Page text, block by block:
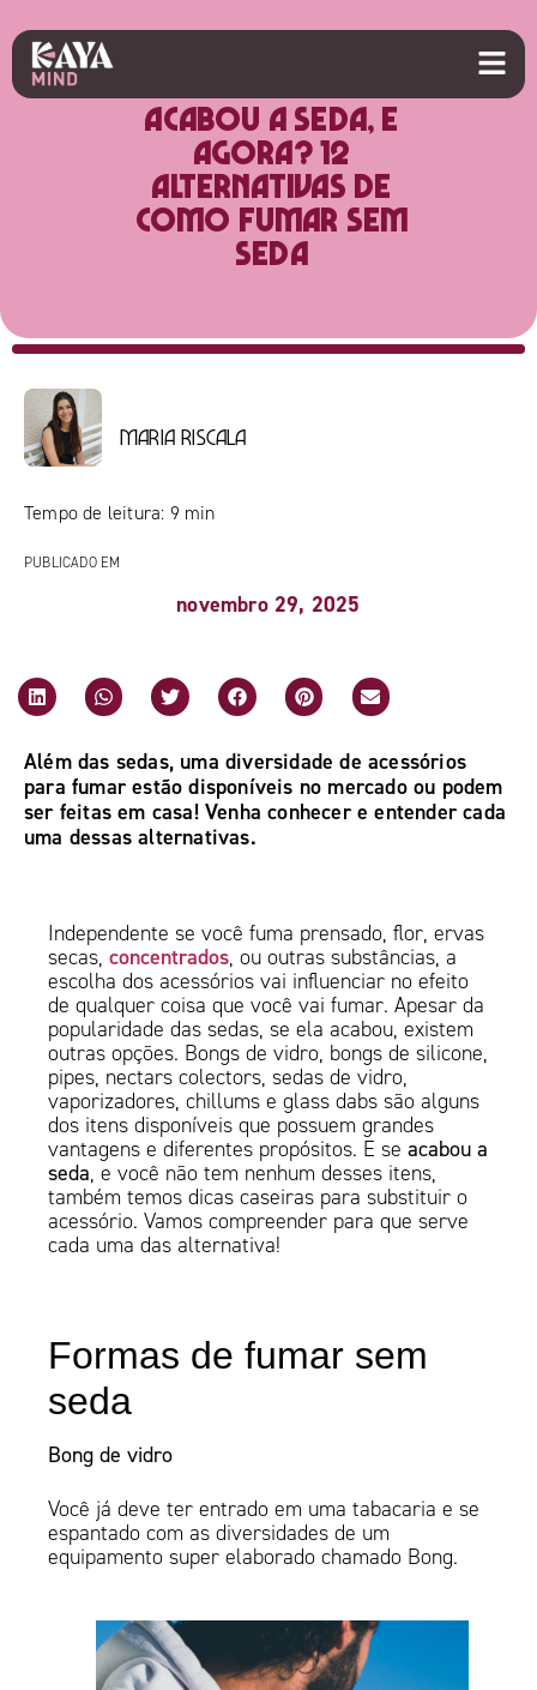
Acabou a seda, e
agora? 12
alternativas de
como fumar sem
seda
Maria Riscala
Tempo de leitura: 9 min
PUBLICADO EM
novembro 29, 2025
Além das sedas, uma diversidade de acessórios
para fumar estão disponíveis no mercado ou podem
ser feitas em casa! Venha conhecer e entender cada
uma dessas alternativas.
Independente se você fuma prensado, flor, ervas
secas,concentrados, ou outras substâncias, a
escolha dos acessórios vai influenciar no efeito
de qualquer coisa que você vai fumar. Apesar da
popularidade das sedas, se ela acabou, existem
outras opções. Bongs de vidro, bongs de silicone,
pipes, nectars colectors, sedas de vidro,
vaporizadores, chillums e glass dabs são alguns
dos itens disponíveis que possuem grandes
vantagens e diferentes propósitos. E seacabou a
seda, e você não tem nenhum desses itens,
também temos dicas caseiras para substituir o
acessório. Vamos compreender para que serve
cada uma das alternativa!
Formas de fumar sem
seda
Bong de vidro
Você já deve ter entrado em uma tabacaria e se
espantado com as diversidades de um
equipamento super elaborado chamado Bong.